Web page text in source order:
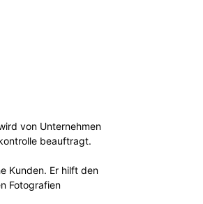
von Unternehmen
beauftragt.
Kunden. Er hilft den
Fotografien